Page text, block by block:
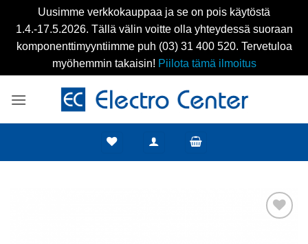
Uusimme verkkokauppaa ja se on pois käytöstä
1.4.-17.5.2026. Tällä välin voitte olla yhteydessä suoraan
komponenttimyyntiimme puh (03) 31 400 520. Tervetuloa
myöhemmin takaisin! Piilota tämä ilmoitus